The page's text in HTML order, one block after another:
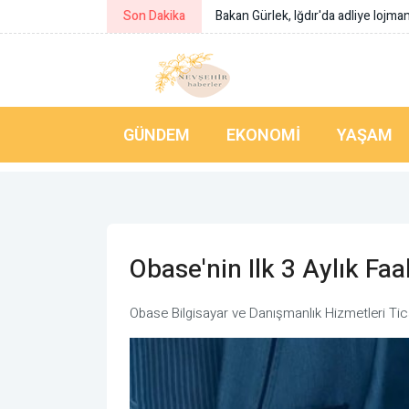
Son Dakika Bakan Çiftçi: Türkeli’nin
GÜNDEM EKONOMI YAŞAM
Obase'nin Ilk 3 Aylık
Obase Bilgisayar ve Danışmanlık Hizmetleri